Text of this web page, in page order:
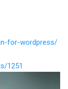
for-wordpress/
1251